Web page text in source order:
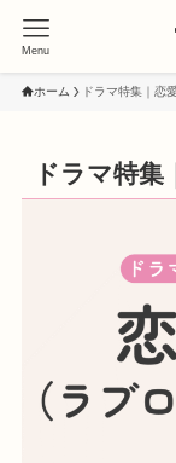
Menu
ホーム ドラマ特集｜恋
ドラマ特集